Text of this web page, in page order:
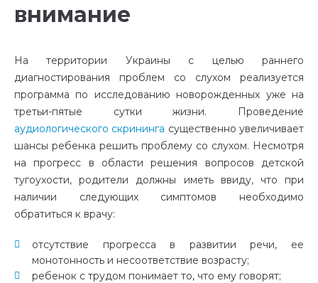
внимание
На территории Украины с целью раннего
диагностирования проблем со слухом реализуется
программа по исследованию новорожденных уже на
третьи-пятые сутки жизни. Проведение
аудиологического скрининга существенно увеличивает
шансы ребенка решить проблему со слухом. Несмотря
на прогресс в области решения вопросов детской
тугоухости, родители должны иметь ввиду, что при
наличии следующих симптомов необходимо
обратиться к врачу:
отсутствие прогресса в развитии речи, ее
монотонность и несоответствие возрасту;
ребенок с трудом понимает то, что ему говорят;